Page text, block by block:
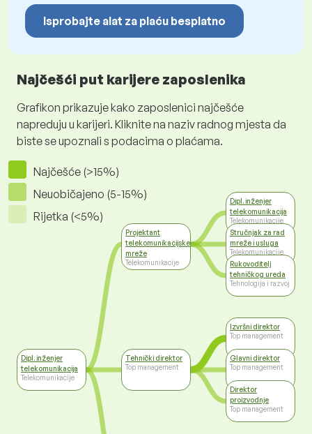
Isprobajte alat za plaću besplatno
Najčešći put karijere zaposlenika
Grafikon prikazuje kako zaposlenici najčešće
napreduju u karijeri. Kliknite na naziv radnog mjesta da
biste se upoznali s podacima o plaćama.
Najčešće (>15%)
Neuobičajeno (5-15%)
Rijetka (<5%)
Dipl. inženjer
telekomunikacija
Telekomunikacije
Projektant
telekomunikacijske
mreže
Telekomunikacije
Tehnički direktor
Top management
Dipl. inženjer
telekomunikacija
Telekomunikacije
Stručnjak za rad
mreže i usluga
Telekomunikacije
Rukovoditelj
tehničkog ureda
Tehnologija i razvoj
Izvršni direktor
Top management
Glavni direktor
Top management
Direktor
proizvodnje
Top management